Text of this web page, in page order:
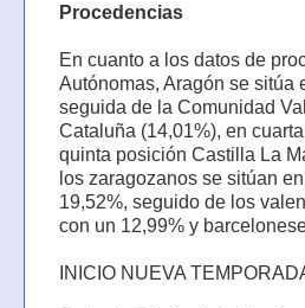
Procedencias
En cuanto a los datos de
Autónomas, Aragón se sitúa
seguida de la Comunidad
Cataluña (14,01%), en
quinta posición Castilla La
los zaragozanos se sitúan
19,52%, seguido de los
con un 12,99% y
INICIO NUEVA